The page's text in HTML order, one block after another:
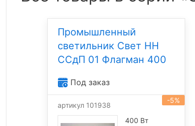
Промышленный
светильник Свет НН
ССдП 01 Флагман 400
Под заказ
-5%
артикул 101938
400 Вт